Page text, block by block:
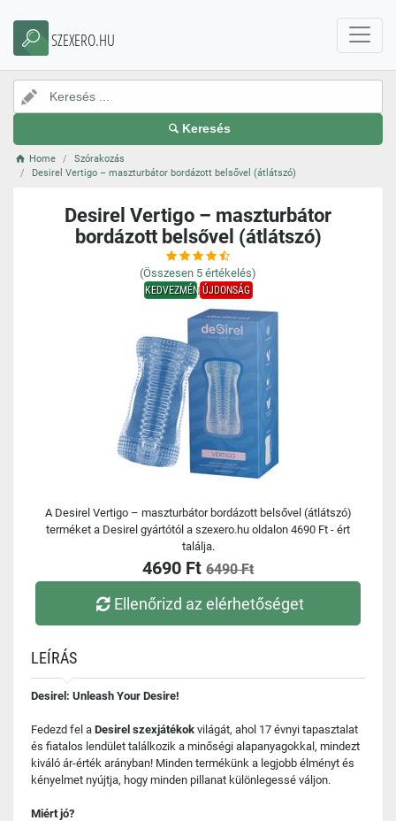
SZEXERO.HU
Keresés
Home
Szórakozás
Desirel Vertigo – maszturbátor bordázott belsővel (átlátszó)
Desirel Vertigo – maszturbátor
bordázott belsővel (átlátszó)
(Összesen 5 értékelés)
KEDVEZMÉNYÚJDONSÁG
A Desirel Vertigo – maszturbátor bordázott belsővel (átlátszó)
terméket a Desirel gyártótól a szexero.hu oldalon 4690 Ft - ért
találja.
4690 Ft 6490 Ft
Ellenőrizd az elérhetőséget
LEÍRÁS
Desirel: Unleash Your Desire!
Fedezd fel a Desirel szexjátékok világát, ahol 17 évnyi tapasztalat
és fiatalos lendület találkozik a minőségi alapanyagokkal, mindezt
kiváló ár-érték arányban! Minden termékünk a legjobb élményt és
kényelmet nyújtja, hogy minden pillanat különlegessé váljon.
Miért jó?